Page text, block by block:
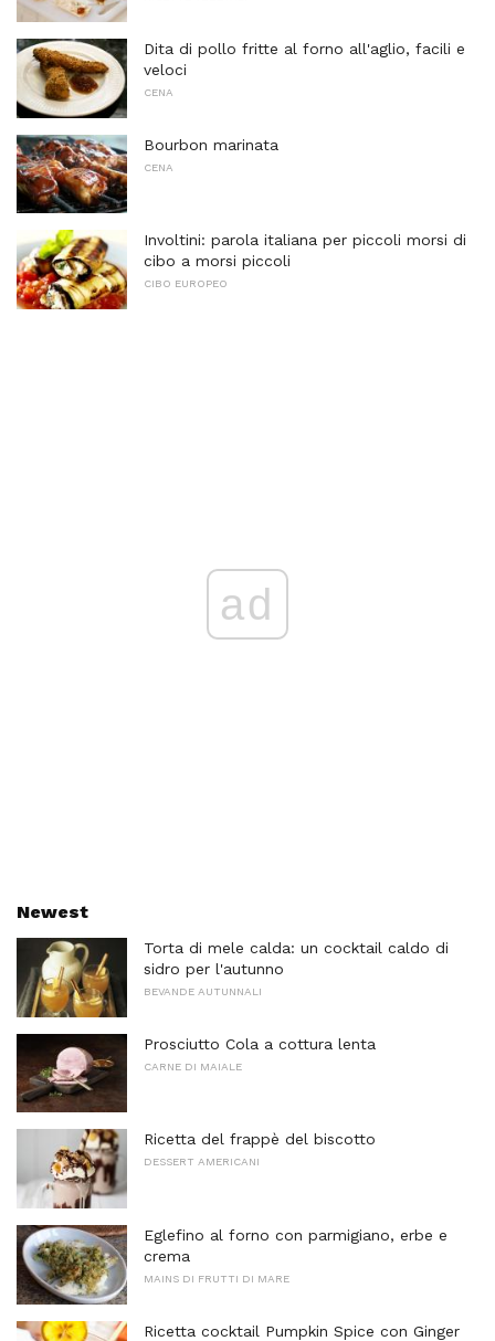
Dita di pollo fritte al forno all'aglio, facili e
veloci
CENA
Bourbon marinata
CENA
Involtini: parola italiana per piccoli morsi di
cibo a morsi piccoli
CIBO EUROPEO
ad
Newest
Torta di mele calda: un cocktail caldo di
sidro per l'autunno
BEVANDE AUTUNNALI
Prosciutto Cola a cottura lenta
CARNE DI MAIALE
Ricetta del frappè del biscotto
DESSERT AMERICANI
Eglefino al forno con parmigiano, erbe e
crema
MAINS DI FRUTTI DI MARE
Ricetta cocktail Pumpkin Spice con Ginger